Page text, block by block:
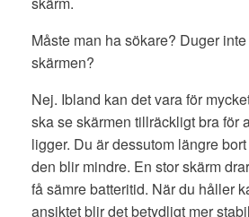
Måste man ha sökare? Duger
skärmen?
Nej. Ibland kan det vara för
ska se skärmen tillräckligt bra för
ligger. Du är dessutom längre
den blir mindre. En stor skärm
få sämre batteritid. När du håller
ansiktet blir det betydligt mer